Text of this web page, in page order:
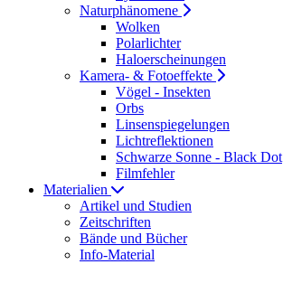
Naturphänomene
Wolken
Polarlichter
Haloerscheinungen
Kamera- & Fotoeffekte
Vögel - Insekten
Orbs
Linsenspiegelungen
Lichtreflektionen
Schwarze Sonne - Black Dot
Filmfehler
Materialien
Artikel und Studien
Zeitschriften
Bände und Bücher
Info-Material